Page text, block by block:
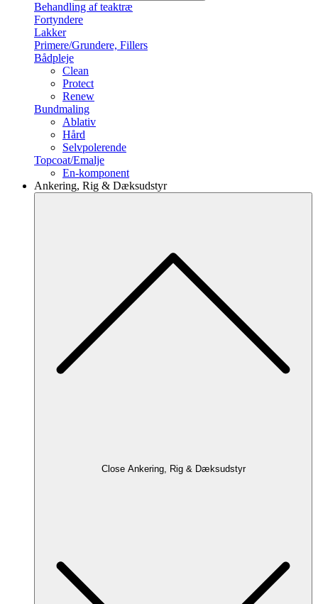
Behandling af teaktræ
Fortyndere
Lakker
Primere/Grundere, Fillers
Bådpleje
Clean
Protect
Renew
Bundmaling
Ablativ
Hård
Selvpolerende
Topcoat/Emalje
En-komponent
Ankering, Rig & Dæksudstyr
Close Ankering, Rig & Dæksudstyr